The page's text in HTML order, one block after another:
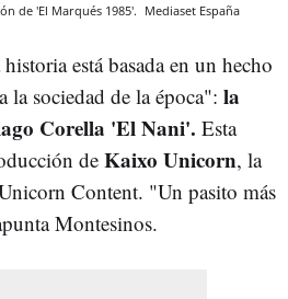
de 'El Marqués 1985'. Mediaset España
está basada en un hecho
sociedad de la época": la
Corella 'El Nani'. Esta
de Kaixo Unicorn, la
Content. "Un pasito más
Montesinos.